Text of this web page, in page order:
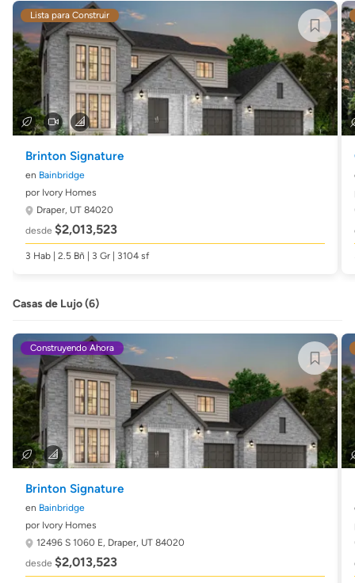
Lista para Construir
Brinton Signature
en Bainbridge
por Ivory Homes
Draper, UT 84020
desde $2,013,523
3 Hab | 2.5 Bñ | 3 Gr | 3104 sf
Casas de Lujo (6)
Construyendo Ahora
Brinton Signature
en Bainbridge
por Ivory Homes
12496 S 1060 E, Draper, UT 84020
desde $2,013,523